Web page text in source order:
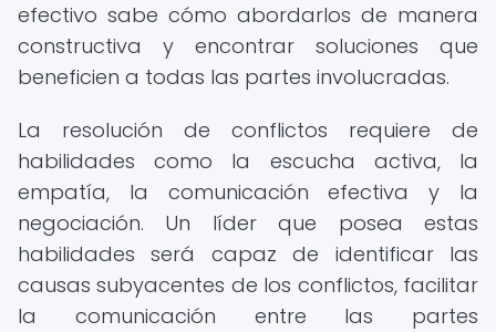
efectivo sabe cómo abordarlos de manera
constructiva y encontrar soluciones que
beneficien a todas las partes involucradas.
La resolución de conflictos requiere de
habilidades como la escucha activa, la
empatía, la comunicación efectiva y la
negociación. Un líder que posea estas
habilidades será capaz de identificar las
causas subyacentes de los conflictos, facilitar
la comunicación entre las partes